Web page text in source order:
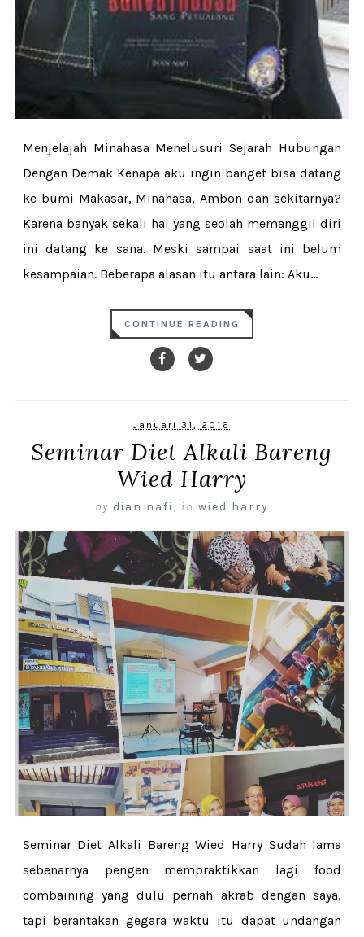
Menjelajah Minahasa Menelusuri Sejarah Hubungan
Dengan Demak Kenapa aku ingin banget bisa datang
ke bumi Makasar, Minahasa, Ambon dan sekitarnya?
Karena banyak sekali hal yang seolah memanggil diri
ini datang ke sana. Meski sampai saat ini belum
kesampaian. Beberapa alasan itu antara lain: Aku...
CONTINUE READING
Januari 31, 2016
Seminar Diet Alkali Bareng
Wied Harry
by dian nafi , in wied harry
Seminar Diet Alkali Bareng Wied Harry Sudah lama
sebenarnya pengen mempraktikkan lagi food
combaining yang dulu pernah akrab dengan saya,
tapi berantakan gegara waktu itu dapat undangan